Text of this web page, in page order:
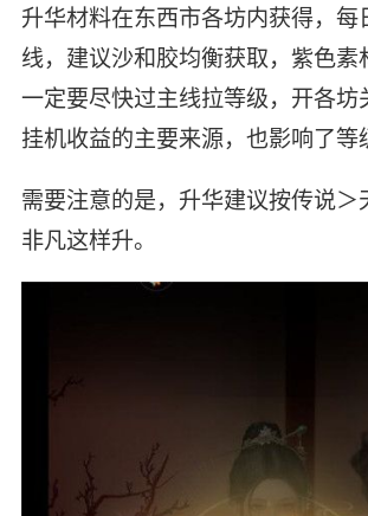
升华材料在东西市各坊内获得，每
线，建议沙和胶均衡获取，紫色素
一定要尽快过主线拉等级，开各坊
挂机收益的主要来源，也影响了等
需要注意的是，升华建议按传说＞
非凡这样升。